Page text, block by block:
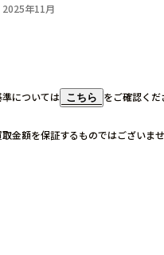
2025年11月
については こちら をご確認くだ
金額を保証するものではございま